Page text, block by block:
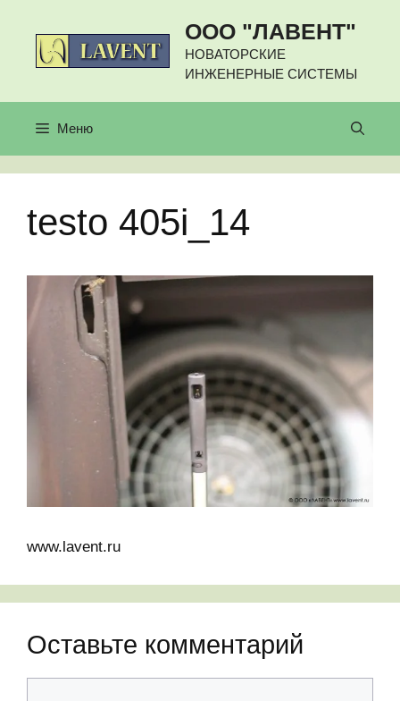
содержимому
ООО "ЛАВЕНТ"
НОВАТОРСКИЕ
ИНЖЕНЕРНЫЕ СИСТЕМЫ
Меню
testo 405i_14
www.lavent.ru
Оставьте комментарий